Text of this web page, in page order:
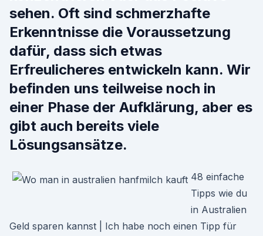
sehen. Oft sind schmerzhafte
Erkenntnisse die Voraussetzung
dafür, dass sich etwas
Erfreulicheres entwickeln kann. Wir
befinden uns teilweise noch in
einer Phase der Aufklärung, aber es
gibt auch bereits viele
Lösungsansätze.
48 einfache
Tipps wie du
in Australien
Geld sparen kannst | Ich habe noch einen Tipp für